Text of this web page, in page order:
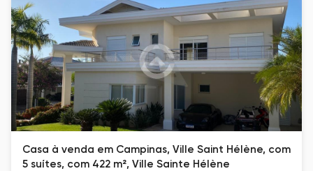
Casa à venda em Campinas, Ville Saint Hélène, com
5 suítes, com 422 m², Ville Sainte Hélène